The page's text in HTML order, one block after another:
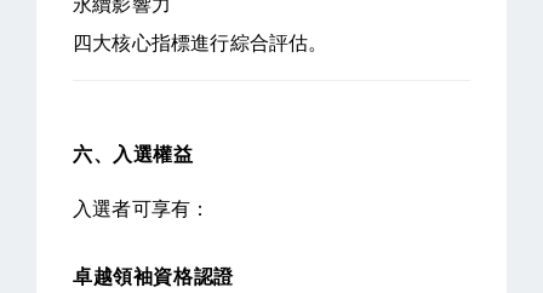
四大核心指標進行綜合評估。
六、入選權益
入選者可享有：
卓越領袖資格認證